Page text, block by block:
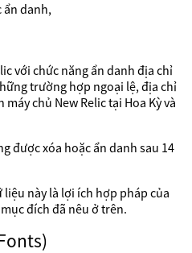
ẩn danh,
với chức năng ẩn danh địa chỉ
trường hợp ngoại lệ, địa chỉ
chủ New Relic tại Hoa Kỳ và
được xóa hoặc ẩn danh sau 14
liệu này là lợi ích hợp pháp của
đích đã nêu ở trên.